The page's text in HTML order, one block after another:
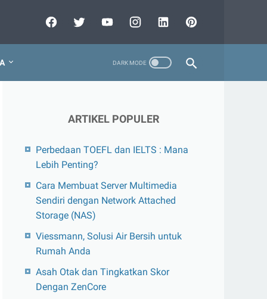
ARTIKEL POPULER
Perbedaan TOEFL dan IELTS : Mana
Lebih Penting?
Cara Membuat Server Multimedia
Sendiri dengan Network Attached
Storage (NAS)
Viessmann, Solusi Air Bersih untuk
Rumah Anda
Asah Otak dan Tingkatkan Skor
Dengan ZenCore